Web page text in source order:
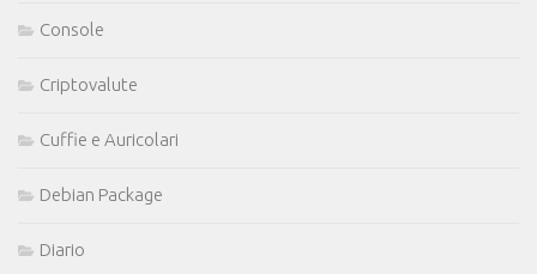
Console
Criptovalute
Cuffie e Auricolari
Debian Package
Diario